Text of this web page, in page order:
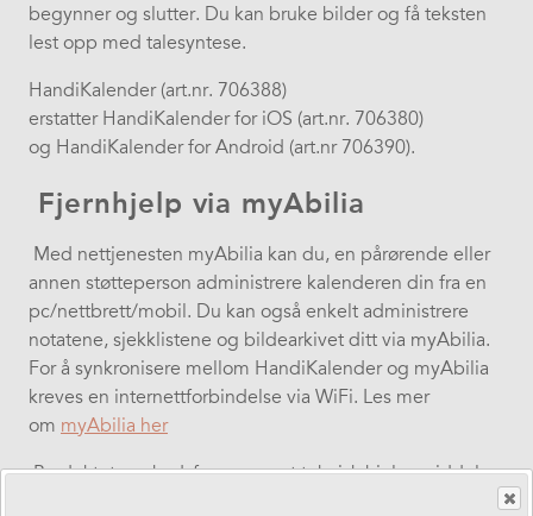
begynner og slutter. Du kan bruke bilder og få teksten
lest opp med talesyntese. ​
​HandiKalender (art.nr. 706388)
erstatter HandiKalender for iOS (art.nr. 706380)
og HandiKalender for Android (art.nr 706390).​
​Fjernhjelp via myAbilia
​Med nettjenesten myAbilia kan du, en pårørende eller
annen støtteperson administrere kalenderen din fra en
pc/nettbrett/mobil. Du kan også enkelt administrere
notatene, sjekklistene og bildearkivet ditt via myAbilia.
For å synkronisere mellom HandiKalender og myAbilia
kreves en internettforbindelse via WiFi. Les mer
om myAbilia her
Produktet markedsføres som et teknisk hjelpemiddel